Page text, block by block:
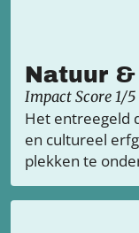
Natuur
Impact Score 1/5
Het entreegeld
en cultureel
plekken te